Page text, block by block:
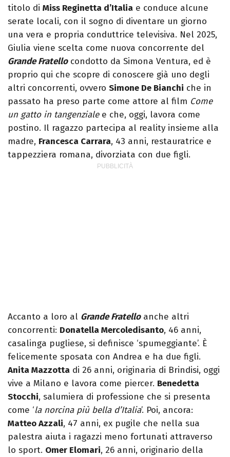
titolo di Miss Reginetta d’Italia e conduce alcune
serate locali, con il sogno di diventare un giorno
una vera e propria conduttrice televisiva. Nel 2025,
Giulia viene scelta come nuova concorrente del
Grande Fratellocondotto da Simona Ventura, ed è
proprio qui che scopre di conoscere già uno degli
altri concorrenti, ovvero Simone De Bianchi che in
passato ha preso parte come attore al film Come
un gatto in tangenzialee che, oggi, lavora come
postino. Il ragazzo partecipa al reality insieme alla
madre, Francesca Carrara, 43 anni, restauratrice e
tappezziera romana, divorziata con due figli.
Accanto a loro al Grande Fratelloanche altri
concorrenti: Donatella Mercoledisanto, 46 anni,
casalinga pugliese, si definisce ‘spumeggiante’. È
felicemente sposata con Andrea e ha due figli.
Anita Mazzotta di 26 anni, originaria di Brindisi, oggi
vive a Milano e lavora come piercer. Benedetta
Stocchi, salumiera di professione che si presenta
come ‘la norcina più bella d’Italia’. Poi, ancora:
Matteo Azzali, 47 anni, ex pugile che nella sua
palestra aiuta i ragazzi meno fortunati attraverso
lo sport. Omer Elomari, 26 anni, originario della